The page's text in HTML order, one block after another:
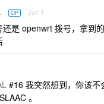
OP Jun 1
还是 openwrt 拨号，拿到
#16 我突然想到，你该
。